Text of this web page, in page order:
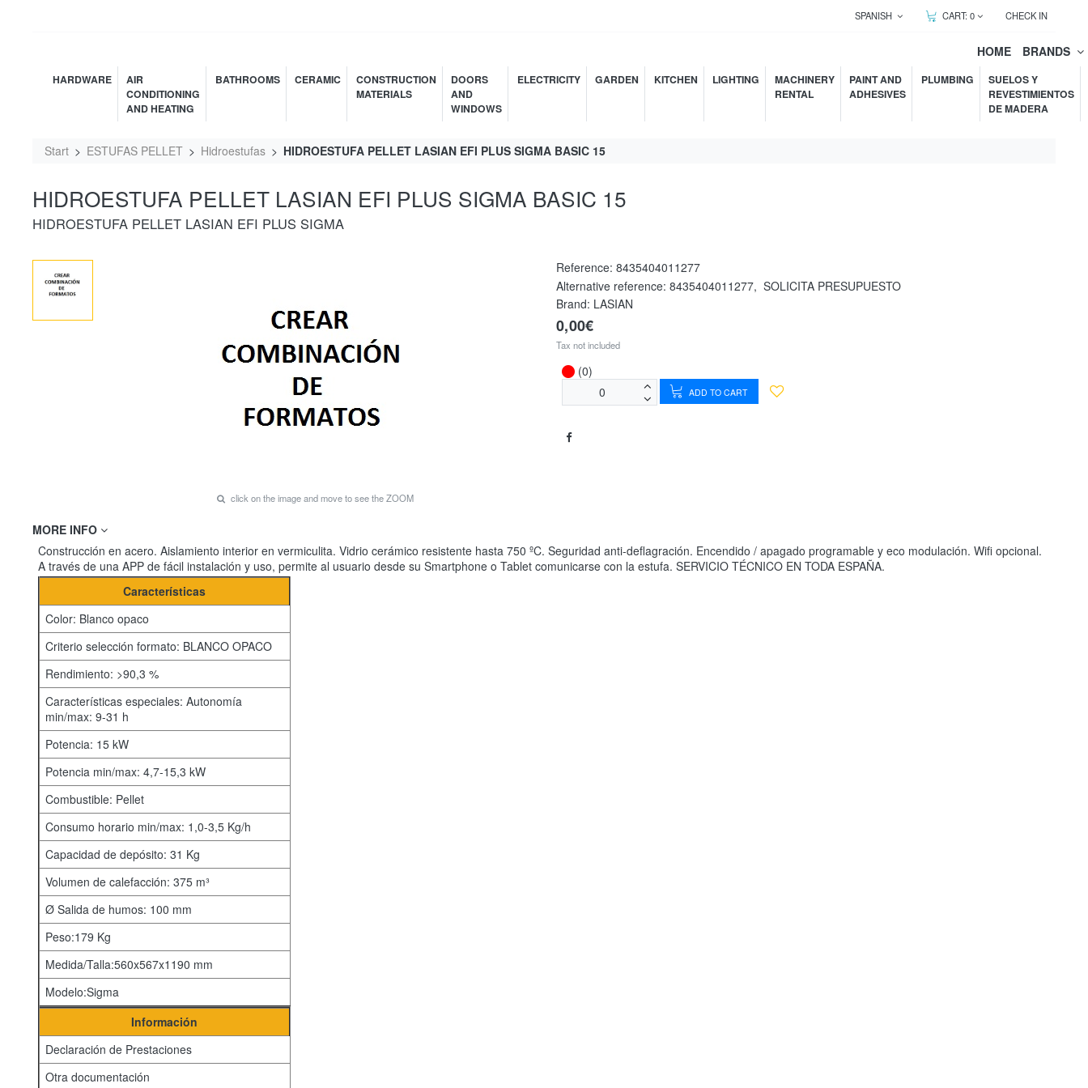
SPANISH CART:0 CHECK IN
HOME BRANDS
HARDWARE
AIR
CONDITIONING
AND HEATING
BATHROOMS CERAMIC
CONSTRUCTION
MATERIALS
DOORS
AND
WINDOWS
ELECTRICITY GARDEN KITCHEN LIGHTING
MACHINERY
RENTAL
PAINT AND
ADHESIVES
PLUMBING
SUELOS Y
REVESTIMIENTOS
DE MADERA
Start ESTUFAS PELLET Hidroestufas HIDROESTUFA PELLET LASIAN EFI PLUS SIGMA BASIC 15
HIDROESTUFA PELLET LASIAN EFI PLUS SIGMA BASIC 15
HIDROESTUFA PELLET LASIAN EFI PLUS SIGMA
click on the image and move to see the ZOOM
Reference: 8435404011277
Alternative reference: 8435404011277, SOLICITA PRESUPUESTO
Brand: LASIAN
0,00€
Tax not included
(0)
ADD TO CART
MORE INFO
Construcción en acero. Aislamiento interior en vermiculita. Vidrio cerámico resistente hasta 750 ºC. Seguridad anti-deflagración. Encendido / apagado programable y eco modulación. Wifi opcional.
A través de una APP de fácil instalación y uso, permite al usuario desde su Smartphone o Tablet comunicarse con la estufa. SERVICIO TÉCNICO EN TODA ESPAÑA.
Características
Color: Blanco opaco
Criterio selección formato: BLANCO OPACO
Rendimiento: >90,3 %
Características especiales: Autonomía
min/max: 9-31 h
Potencia: 15 kW
Potencia min/max: 4,7-15,3 kW
Combustible: Pellet
Consumo horario min/max: 1,0-3,5 Kg/h
Capacidad de depósito: 31 Kg
Volumen de calefacción: 375 m³
Ø Salida de humos: 100 mm
Peso:179 Kg
Medida/Talla:560x567x1190 mm
Modelo:Sigma
Información
Declaración de Prestaciones
Otra documentación